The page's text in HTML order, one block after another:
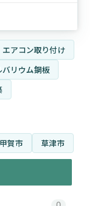
エアコン取り付け
バリウム鋼板
甲賀市 草津市